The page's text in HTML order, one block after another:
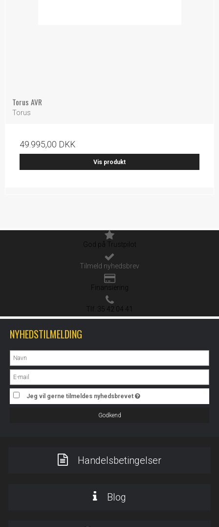
Torus AVR
Torus
49.995,00 DKK
Vis produkt
God på Trustpilot
Tilmeld nyhedsbrev
Finansiering
Tlf. 35 42 04 41
NYHEDSTILMELDING
Jeg vil gerne tilmeldes nyhedsbrevet
Godkend
Handelsbetingelser
Blog